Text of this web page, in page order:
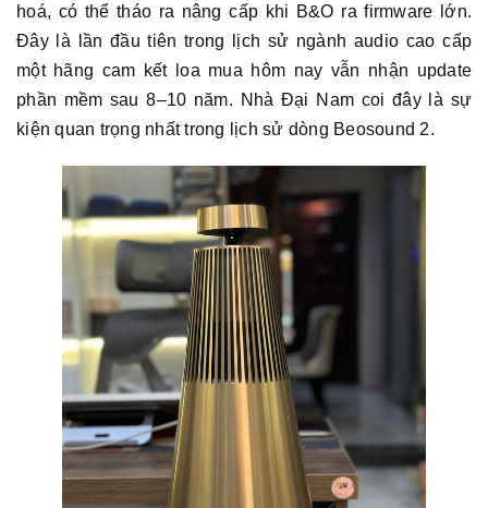
hoá, có thể tháo ra nâng cấp khi B&O ra firmware lớn.
Đây là lần đầu tiên trong lịch sử ngành audio cao cấp
một hãng cam kết loa mua hôm nay vẫn nhận update
phần mềm sau 8–10 năm. Nhà Đại Nam coi đây là sự
kiện quan trọng nhất trong lịch sử dòng Beosound 2.